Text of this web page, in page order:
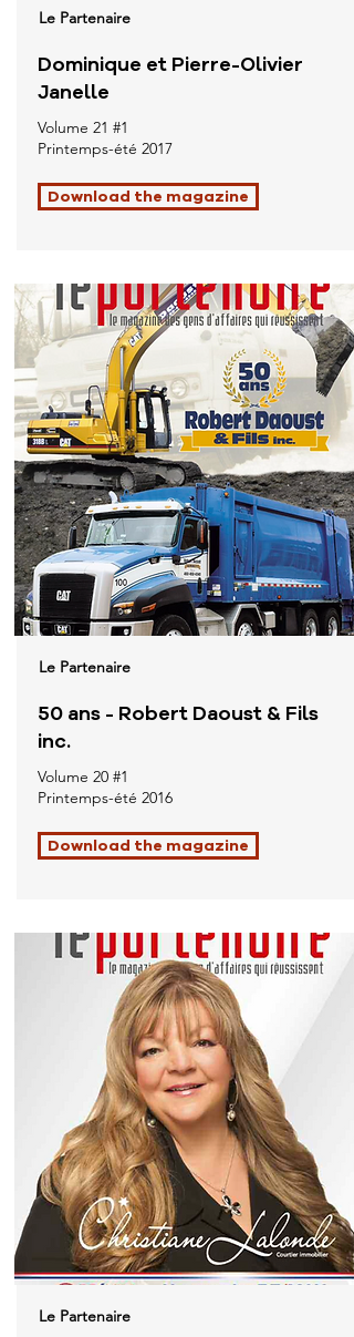
Le Partenaire
Dominique et Pierre-Olivier
Janelle
Volume 21 #1
Printemps-été 2017
Download the magazine
Le Partenaire
50 ans - Robert Daoust & Fils
inc.
Volume 20 #1
Printemps-été 2016
Download the magazine
Le Partenaire